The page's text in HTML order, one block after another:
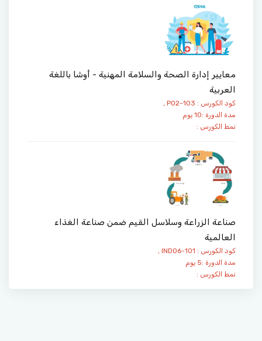
معايير إدارة الصحة والسلامة المهنية - أوشا باللغة
العربية
كود الكورس : PO2-103 ,
مدة الدورة :10 يوم
نمط الكورس :
صناعة الزراعة وسلاسل القيم ضمن صناعة الغذاء
العالمية
كود الكورس : IND06-101 ,
مدة الدورة :5 يوم
نمط الكورس :